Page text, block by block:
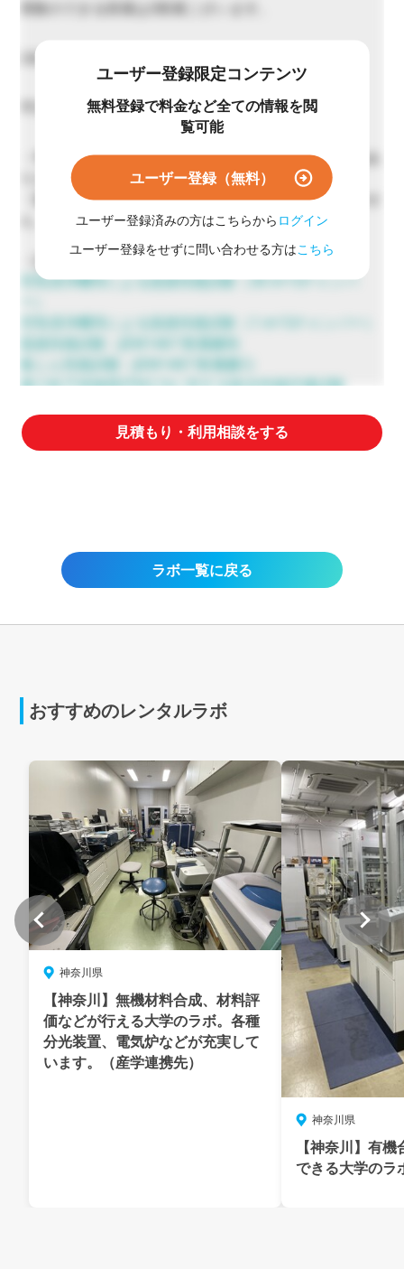
実験のできる部屋は3部屋ございます。
平日9:00～17:00
・年末年始や連休等は専有でご利用いただける場合もあ
りますので、まずはご相談ください。
・臨床検体の持ち込み、遺伝子組み換え実験はできませ
・試験の受託も可能です。
空気清浄機等による脱臭性能試験（30 m^3チャンバ
空気清浄機等による脱臭性能試験（1 m^3チャンバー）
脱臭性能試験（JEM1467 附属書B)
集じん性能試験（JEM1467 附属書C)
微小粒子状物質(PM2.5)に対する除去性能評価試験
お気軽にお問い合わせください。
ユーザー登録限定コンテンツ
無料登録で料金など全ての情報を閲
覧可能
ユーザー登録（無料）
ユーザー登録済みの方はこちらから ログイン
ユーザー登録をせずに問い合わせる方はこちら
見積もり・利用相談をする
ラボ一覧に戻る
おすすめのレンタルラボ
神奈川県
【神奈川】無機材料合成、材料評
価などが行える大学のラボ。各種
分光装置、電気炉などが充実して
います。（産学連携先）
神奈川県
【神奈川】有
できる大学のラ